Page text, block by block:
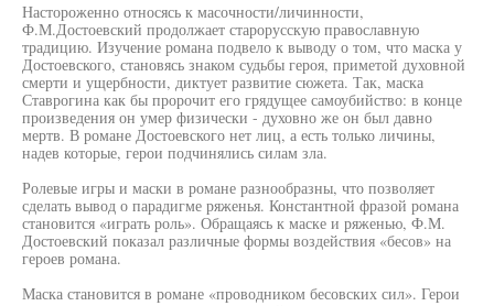
Настороженно относясь к масочности/личинности,
Ф.М.Достоевский продолжает старорусскую православную
традицию. Изучение романа подвело к выводу о том, что маска у
Достоевского, становясь знаком судьбы героя, приметой духовной
смерти и ущербности, диктует развитие сюжета. Так, маска
Ставрогина как бы пророчит его грядущее самоубийство: в конце
произведения он умер физически - духовно же он был давно
мертв. В романе Достоевского нет лиц, а есть только личины,
надев которые, герои подчинялись силам зла.
Ролевые игры и маски в романе разнообразны, что позволяет
сделать вывод о парадигме ряженья. Константной фразой романа
становится «играть роль». Обращаясь к маске и ряженью, Ф.М.
Достоевский показал различные формы воздействия «бесов» на
героев романа.
Маска становится в романе «проводником бесовских сил». Герои